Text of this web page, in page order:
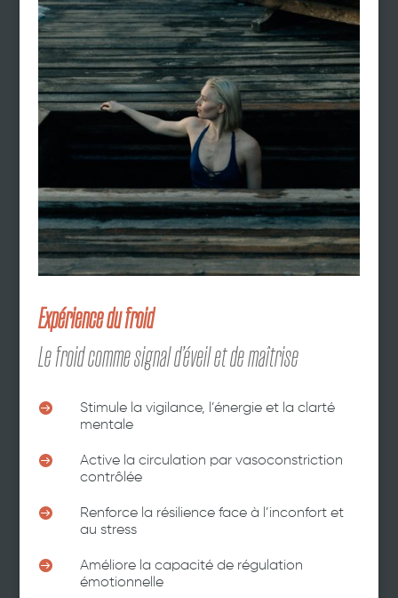
Expérience du froid
Le froid comme signal d’éveil et de maîtrise

Stimule la vigilance, l’énergie et la clarté
mentale

Active la circulation par vasoconstriction
contrôlée

Renforce la résilience face à l’inconfort et
au stress

Améliore la capacité de régulation
émotionnelle